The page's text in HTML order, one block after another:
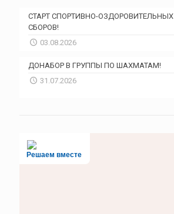
СТАРТ СПОРТИВНО-ОЗДОРОВИТЕЛЬНЫХ
СБОРОВ!
03.08.2026
ДОНАБОР В ГРУППЫ ПО ШАХМАТАМ!
31.07.2026
Решаем вместе